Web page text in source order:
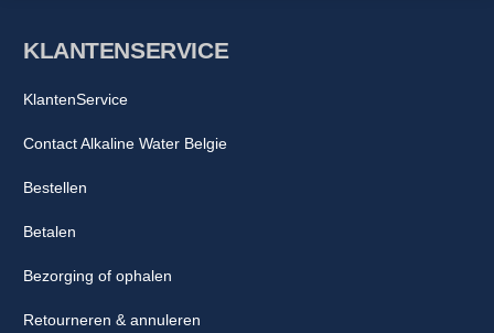
KLANTENSERVICE
KlantenService
Contact Alkaline Water Belgie
Bestellen
Betalen
Bezorging of ophalen
Retourneren & annuleren